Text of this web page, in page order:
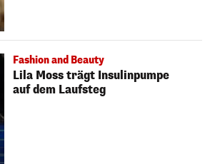
Fashion and Beauty
Lila Moss trägt Insulinpumpe
auf dem Laufsteg